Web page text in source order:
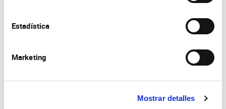
Estadística
Marketing
Mostrar detalles
Contacto
Fax + 34 965 91 95 61